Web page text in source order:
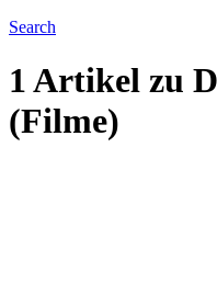
Search
1 Artikel zu
(Filme)